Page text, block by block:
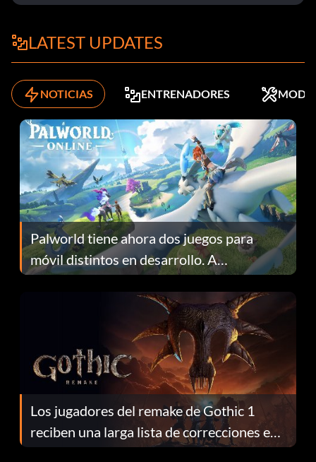
LATEST UPDATES
NOTICIAS ENTRENADORES MODS
Palworld tiene ahora dos juegos para
móvil distintos en desarrollo. A
continuación te explicamos por qué.
Los jugadores del remake de Gothic 1
reciben una larga lista de correcciones en
el parche 1.0.4